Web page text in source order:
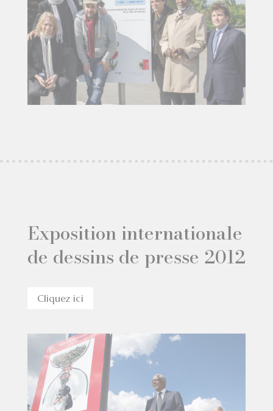
Exposition internationale
de dessins de presse 2012
Cliquez ici